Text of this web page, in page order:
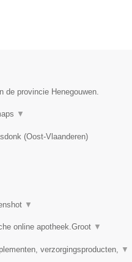
de provincie Henegouwen.
▼
(Oost-Vlaanderen)
▼
online apotheek.Groot ▼
verzorgingsproducten, ▼